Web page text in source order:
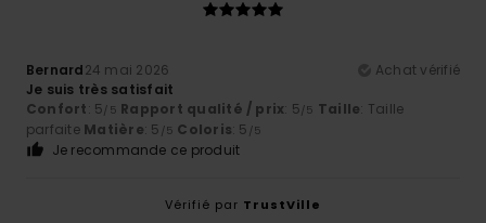
Bernard24 mai 2026
Achat vérifié
Je suis très satisfait
Confort: 5/5 Rapport qualité / prix: 5/5 Taille: Taille
parfaite Matière: 5 /5 Coloris: 5 /5
Je recommande ce produit
Vérifié par TrustVille